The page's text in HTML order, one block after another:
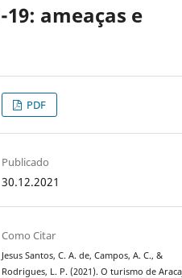
ameaças e
PDF
Publicado
30.12.2021
Como Citar
Jesus Santos, C. A. de, Campos, A. C., &
Rodrigues, L. P. (2021). O turismo de